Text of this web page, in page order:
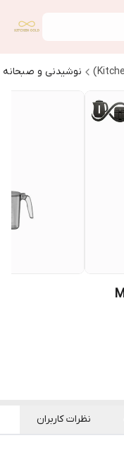
نوشیدنی و صبحانه
نظرات کاربران